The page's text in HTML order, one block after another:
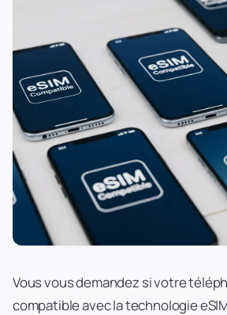
Vous vous demandez si votre
compatible avec la technologie